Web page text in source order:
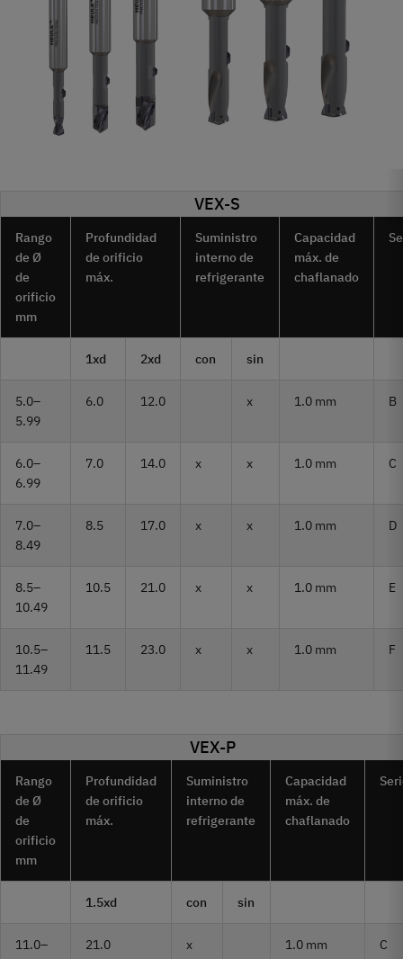
VEX-S
Rango
de Ø
de
orificio
mm
Profundidad
de orificio
máx.
Suministro
interno de
refrigerante
Capacidad
máx. de
chaflanado
1xd 2xd con sin
5.0–
5.99
6.0 12.0 x 1.0 mm B
6.0–
6.99
7.0 14.0 x x 1.0 mm C
7.0–
8.49
8.5 17.0 x x 1.0 mm D
8.5–
10.49
10.5 21.0 x x 1.0 mm E
10.5–
11.49
11.5 23.0 x x 1.0 mm F
VEX-P
Rango
de Ø
de
orificio
mm
Profundidad
de orificio
máx.
Suministro
interno de
refrigerante
Capacidad
máx. de
chaflanado
1.5xd con sin
11.0–
21.0 x 1.0 mm C